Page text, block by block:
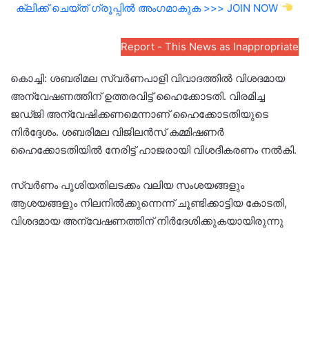
ക്ലിക്ക് ചെയ്ത് ഗ്രൂപ്പിൽ അംഗമാകുക >>> JOIN NOW
Report - This News as Inappropriate
കൊച്ചി: ശബരിമല സ്വര്‍ണപാളി വിവാദത്തില്‍ വിശദമായ
അന്വേഷണത്തിന് ഉത്തരവിട്ട് ഹൈക്കോടതി. വിരമിച്ച
ജഡ്ജി അന്വേഷിക്കണമെന്നാണ് ഹൈക്കോടതിയുടെ
നിര്‍ദ്ദേശം. ശബരിമല വിജിലൻസ് കമ്മിഷണർ
ഹൈക്കോടതിയിൽ നേരിട്ട് ഹാജരായി വിശദീകരണം നൽകി.
സ്വർണം പൂശിയതിലടക്കം വലിയ സംശയങ്ങളും
ആശയങ്ങളും നിലനിൽക്കുന്നെന്ന് ചൂണ്ടിക്കാട്ടിയ കോടതി,
വിശദമായ അന്വേഷണത്തിന് നിർദേശിക്കുകയായിരുന്നു